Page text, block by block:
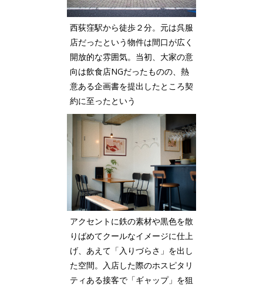
西荻窪駅から徒歩２分。元は呉服
店だったという物件は間口が広く
開放的な雰囲気。当初、大家の意
向は飲食店NGだったものの、熱
意ある企画書を提出したところ契
約に至ったという
アクセントに鉄の素材や黒色を散
りばめてクールなイメージに仕上
げ、あえて「入りづらさ」を出し
た空間。入店した際のホスピタリ
ティある接客で「ギャップ」を狙